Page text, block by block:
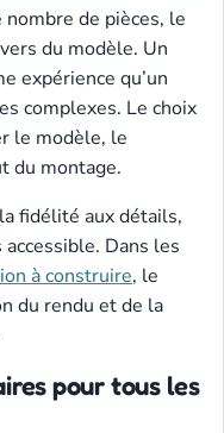
de pièces, le
du modèle. Un
expérience qu’un
complexes. Le choix
le modèle, le
du montage.
fidélité aux détails,
Dans les
à construire, le
du rendu et de la
pour tous les